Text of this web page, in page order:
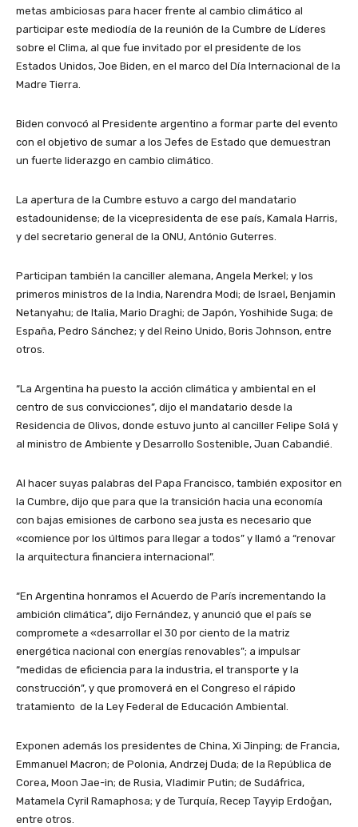
metas ambiciosas para hacer frente al cambio climático al
participar este mediodía de la reunión de la Cumbre de Líderes
sobre el Clima, al que fue invitado por el presidente de los
Estados Unidos, Joe Biden, en el marco del Día Internacional de la
Madre Tierra.
Biden convocó al Presidente argentino a formar parte del evento
con el objetivo de sumar a los Jefes de Estado que demuestran
un fuerte liderazgo en cambio climático.
La apertura de la Cumbre estuvo a cargo del mandatario
estadounidense; de la vicepresidenta de ese país, Kamala Harris,
y del secretario general de la ONU, António Guterres.
Participan también la canciller alemana, Angela Merkel; y los
primeros ministros de la India, Narendra Modi; de Israel, Benjamin
Netanyahu; de Italia, Mario Draghi; de Japón, Yoshihide Suga; de
España, Pedro Sánchez; y del Reino Unido, Boris Johnson, entre
otros.
“La Argentina ha puesto la acción climática y ambiental en el
centro de sus convicciones”, dijo el mandatario desde la
Residencia de Olivos, donde estuvo junto al canciller Felipe Solá y
al ministro de Ambiente y Desarrollo Sostenible, Juan Cabandié.
Al hacer suyas palabras del Papa Francisco, también expositor en
la Cumbre, dijo que para que la transición hacia una economía
con bajas emisiones de carbono sea justa es necesario que
«comience por los últimos para llegar a todos” y llamó a “renovar
la arquitectura financiera internacional”.
“En Argentina honramos el Acuerdo de París incrementando la
ambición climática”, dijo Fernández, y anunció que el país se
compromete a «desarrollar el 30 por ciento de la matriz
energética nacional con energías renovables”; a impulsar
“medidas de eficiencia para la industria, el transporte y la
construcción”, y que promoverá en el Congreso el rápido
tratamiento de la Ley Federal de Educación Ambiental.
Exponen además los presidentes de China, Xi Jinping; de Francia,
Emmanuel Macron; de Polonia, Andrzej Duda; de la República de
Corea, Moon Jae-in; de Rusia, Vladimir Putin; de Sudáfrica,
Matamela Cyril Ramaphosa; y de Turquía, Recep Tayyip Erdoğan,
entre otros.